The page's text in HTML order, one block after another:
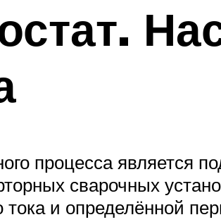
процесса является
сварочных
тока и определённой